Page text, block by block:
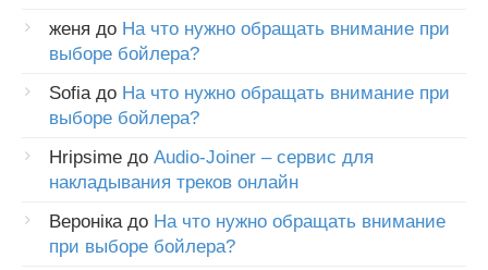
женя до На что нужно обращать внимание при
выборе бойлера?
Sofiaдо На что нужно обращать внимание при
выборе бойлера?
Hripsime до Audio-Joiner – сервис для
накладывания треков онлайн
Веронікадо На что нужно обращать внимание
при выборе бойлера?